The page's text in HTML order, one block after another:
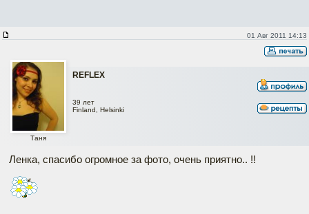
01 Авг 2011 14:13
REFLEX
Таня
39 лет
Finland, Helsinki
Ленка, спасибо огромное за фото, очень приятно.. !!